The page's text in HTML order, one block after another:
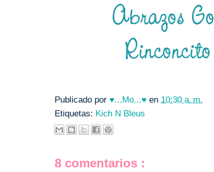
Publicado por ♥...Mo...♥ en 10:30 a. m.
Etiquetas: Kich N Bleus
8 comentarios :